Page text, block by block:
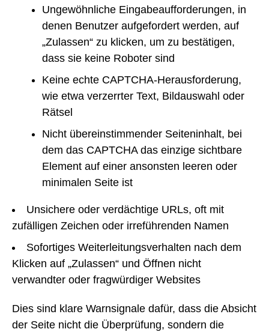
Ungewöhnliche Eingabeaufforderungen, in
denen Benutzer aufgefordert werden, auf
„Zulassen“ zu klicken, um zu bestätigen,
dass sie keine Roboter sind
Keine echte CAPTCHA-Herausforderung,
wie etwa verzerrter Text, Bildauswahl oder
Rätsel
Nicht übereinstimmender Seiteninhalt, bei
dem das CAPTCHA das einzige sichtbare
Element auf einer ansonsten leeren oder
minimalen Seite ist
Unsichere oder verdächtige URLs, oft mit
zufälligen Zeichen oder irreführenden Namen
Sofortiges Weiterleitungsverhalten nach dem
Klicken auf „Zulassen“ und Öffnen nicht
verwandter oder fragwürdiger Websites
Dies sind klare Warnsignale dafür, dass die Absicht
der Seite nicht die Überprüfung, sondern die